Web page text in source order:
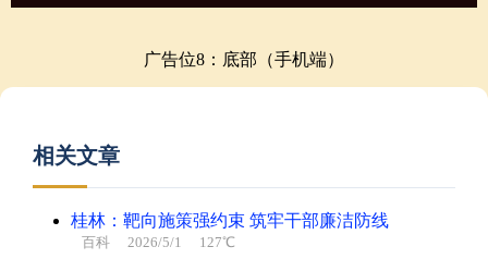
广告位8：底部（手机端）
相关文章
桂林：靶向施策强约束 筑牢干部廉洁防线
百科 2026/5/1 127℃